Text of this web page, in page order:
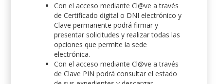
Con el acceso mediante Cl@ve a través
de Certificado digital o DNI electrónico y
Clave permanente podrá firmar y
presentar solicitudes y realizar todas las
opciones que permite la sede
electrónica.
Con el acceso mediante Cl@ve a través
de Clave PIN podrá consultar el estado